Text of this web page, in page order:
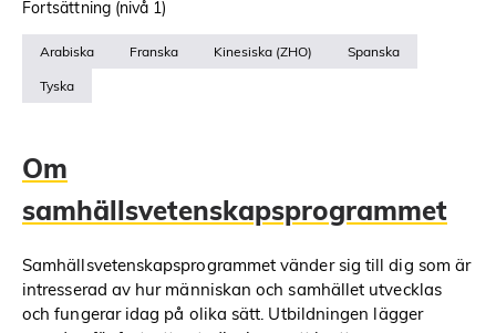
Fortsättning (nivå 1)
Arabiska Franska Kinesiska (ZHO) Spanska
Tyska
Om
samhällsvetenskapsprogrammet
Samhällsvetenskapsprogrammet vänder sig till dig som är
intresserad av hur människan och samhället utvecklas
och fungerar idag på olika sätt. Utbildningen lägger